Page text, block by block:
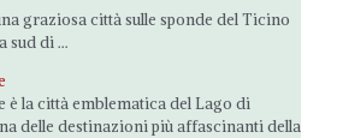
graziosa città sulle sponde del Ticino
sud di ...
è la città emblematica del Lago di
delle destinazioni più affascinanti della